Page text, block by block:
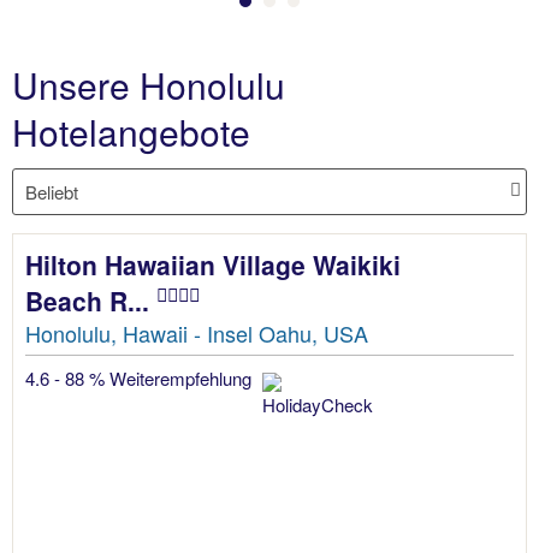
Unsere Honolulu
Hotelangebote
Hilton Hawaiian Village Waikiki
Beach R...
Honolulu, Hawaii - Insel Oahu, USA
4.6 - 88 % Weiterempfehlung